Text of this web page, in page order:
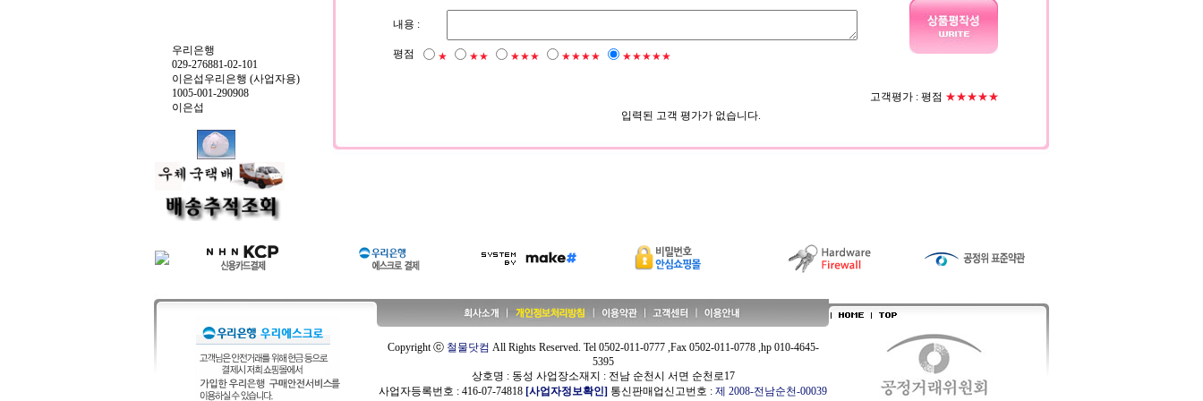
우리은행
029-276881-02-101
이은섭우리은행 (사업자용)
1005-001-290908
이은섭
내용 :
평점 ★ ★★ ★★★ ★★★★ ★★★★★
고객평가 : 평점 ★★★★★
입력된 고객 평가가 없습니다.
Copyright ⓒ 철물닷컴 All Rights Reserved. Tel 0502-011-0777 ,Fax 0502-011-0778 ,hp 010-4645-
5395
상호명 : 동성 사업장소재지 : 전남 순천시 서면 순천로17
사업자등록번호 : 416-07-74818 [사업자정보확인] 통신판매업신고번호 : 제 2008-전남순천-00039